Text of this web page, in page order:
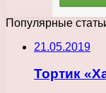
Популярные
21.05.2019
Тортик